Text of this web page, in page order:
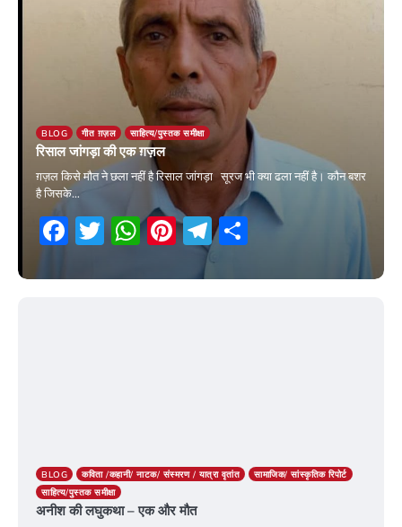
BLOG गीत ग़ज़ल साहित्य/पुस्तक समीक्षा
रिसाल जांगड़ा की एक ग़ज़ल
ग़ज़ल किसे मौत ने छला नहीं है रिसाल जांगड़ा सूरज भी क्या ढला नहीं है। कौन बशर
है जिसके…
Facebook
Twitter
WhatsApp
Pinterest
Telegram
Share
29 May 2026
BLOG कविता /कहानी/ नाटक/ संस्मरण / यात्रा वृतांत
सामाजिक/ सांस्कृतिक रिपोर्ट
साहित्य/पुस्तक समीक्षा
अनीश की लघुकथा – एक और मौत